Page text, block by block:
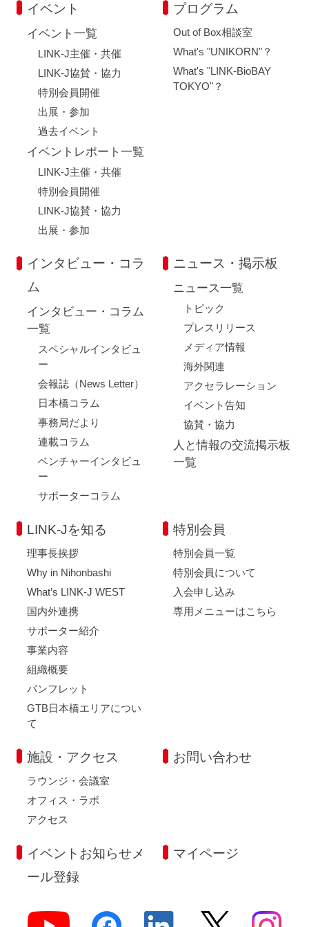
イベント
イベント一覧
LINK-J主催・共催
LINK-J協賛・協力
特別会員開催
出展・参加
過去イベント
イベントレポート一覧
LINK-J主催・共催
特別会員開催
LINK-J協賛・協力
出展・参加
プログラム
Out of Box相談室
What's "UNIKORN"？
What's "LINK-BioBAY
TOKYO"？
インタビュー・コラ
ム
インタビュー・コラム
一覧
スペシャルインタビュ
ー
会報誌（News Letter）
日本橋コラム
事務局だより
連載コラム
ベンチャーインタビュ
ー
サポーターコラム
ニュース・掲示板
ニュース一覧
トピック
プレスリリース
メディア情報
海外関連
アクセラレーション
イベント告知
協賛・協力
人と情報の交流掲示板
一覧
LINK-Jを知る
理事長挨拶
Why in Nihonbashi
What’s LINK-J WEST
国内外連携
サポーター紹介
事業内容
組織概要
パンフレット
GTB日本橋エリアについ
て
特別会員
特別会員一覧
特別会員について
入会申し込み
専用メニューはこちら
施設・アクセス
ラウンジ・会議室
オフィス・ラボ
アクセス
お問い合わせ
イベントお知らせメ
ール登録
マイページ